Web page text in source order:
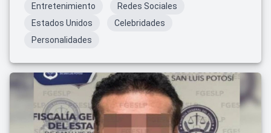
Entretenimiento
Redes Sociales
Estados Unidos
Celebridades
Personalidades